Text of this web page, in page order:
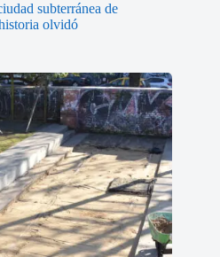
subterránea de
olvidó